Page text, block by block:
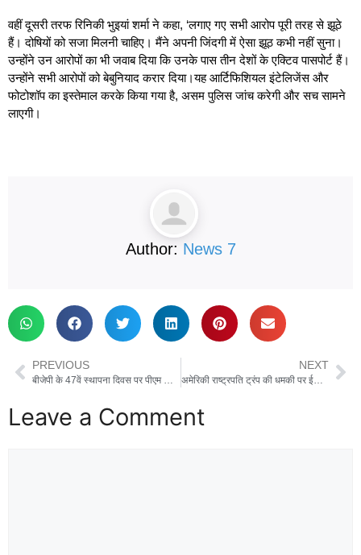
वहीं दूसरी तरफरिनिकी भुइयां शर्मा ने कहा, ‘लगाए गए सभी आरोप पूरी तरह से झूठे
हैं। दोषियों को सजा मिलनी चाहिए। मैंने अपनी जिंदगी में ऐसा झूठ कभी नहीं सुना।
उन्होंने उन आरोपों का भी जवाब दिया कि उनके पास तीन देशों के एक्टिव पासपोर्ट हैं।
उन्होंने सभी आरोपों को बेबुनियाद करार दिया।यह आर्टिफिशियल इंटेलिजेंस और
फोटोशॉप का इस्तेमाल करके किया गया है, असम पुलिस जांच करेगी और सच सामने
लाएगी।
Author: News 7
PREVIOUS NEXT
अमेरिकी राष्ट्रपति ट्रंप की धमकी पर ईरान का पलटवार, कहा-देंगे करारा जवाब, ट्रंप ने फिर बढ़ाई हमले की डेडलाइन
Leave a Comment